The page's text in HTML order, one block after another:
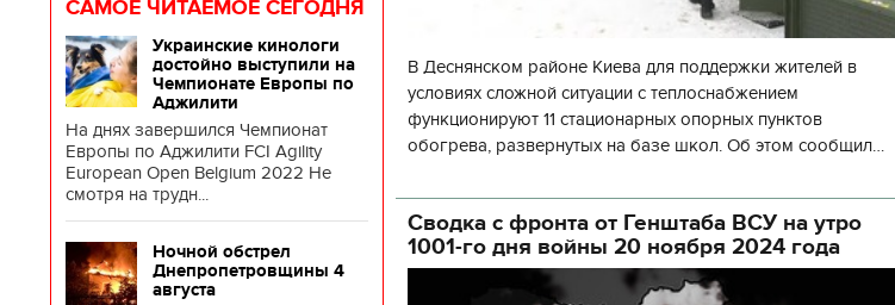
САМОЕ ЧИТАЕМОЕ СЕГОДНЯ
Украинские кинологи
достойно выступили на
Чемпионате Европы по
Аджилити
На днях завершился Чемпионат
Европы по Аджилити FCI Agility
European Open Belgium 2022 Не
смотря на трудн...
Ночной обстрел
Днепропетровщины 4
августа
В Деснянском районе Киева для поддержки жителей в
условиях сложной ситуации с теплоснабжением
функционируют 11 стационарных опорных пунктов
обогрева, развернутых на базе школ. Об этом сообщил
государственной а
Сводка с фронта от Генштаба ВСУ на утро
1001-го дня войны 20 ноября 2024 года